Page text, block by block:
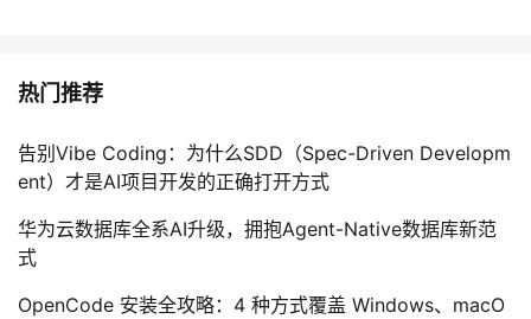
热门推荐
告别Vibe Coding：为什么SDD（Spec-Driven Developm
ent）才是AI项目开发的正确打开方式
华为云数据库全系AI升级，拥抱Agent-Native数据库新范
式
OpenCode 安装全攻略：4 种方式覆盖 Windows、macO